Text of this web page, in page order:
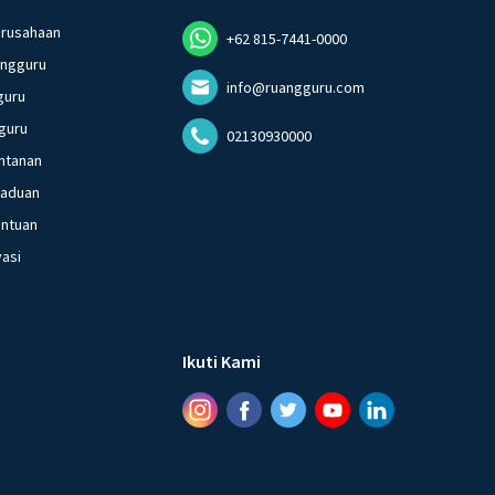
+62 815-7441-0000
info@ruangguru.com
02130930000
Ikuti Kami